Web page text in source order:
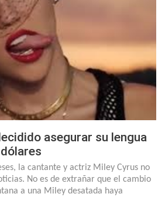
asegurar su lengua
la cantante y actriz Miley Cyrus no
No es de extrañar que el cambio
a una Miley desatada haya